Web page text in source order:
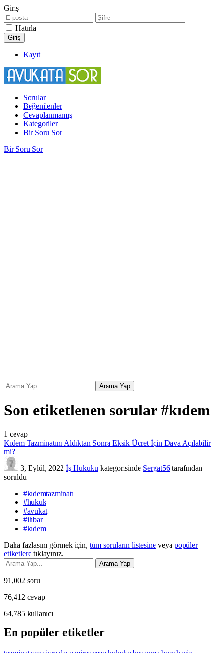
Giriş
Hatırla
Kayıt
Sorular
Beğenilenler
Cevaplanmamış
Kategoriler
Bir Soru Sor
Bir Soru Sor
Son etiketlenen sorular #kıdem
1 cevap
Kıdem Tazminatını Aldıktan Sonra Eksik Ücret İçin Dava Açılabilir
mi?
3, Eylül, 2022 İş Hukuku kategorisinde Sergat56 tarafından
soruldu
#kıdemtazminatı
#hukuk
#avukat
#ihbar
#kıdem
Daha fazlasını görmek için, tüm soruların listesine veya popüler
etiketlere tıklayınız.
91,002 soru
76,412 cevap
64,785 kullanıcı
En popüler etiketler